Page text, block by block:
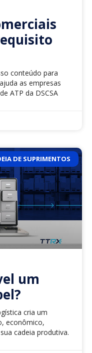
conteúdo para
as empresas
ATP da DSCSA
DE SUPRIMENTOS
um
cria um
econômico,
cadeia produtiva.